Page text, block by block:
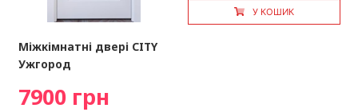
Міжкімнатні двері CITY
Ужгород
7900 грн
У КОШИК